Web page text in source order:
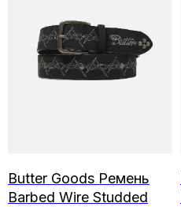
Butter Goods Ремень
Barbed Wire Studded